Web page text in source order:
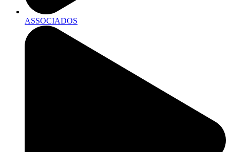
ASSOCIADOS